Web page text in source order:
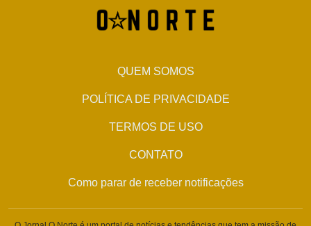
QUEM SOMOS
POLÍTICA DE PRIVACIDADE
TERMOS DE USO
CONTATO
Como parar de receber notificações